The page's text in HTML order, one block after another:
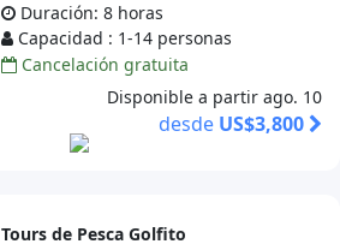
Duración: 8 horas
Capacidad : 1-14 personas
Cancelación gratuita
Disponible a partir ago. 10
desde US$3,800
Tours de Pesca Golfito